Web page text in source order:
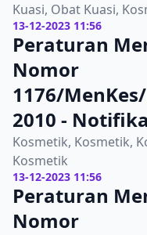
Kuasi, Obat Kuasi,
13-12-2023 11:56
Peraturan
Nomor
1176/
2010 -
Kosmetik, Kosmetik,
Kosmetik
13-12-2023 11:56
Peraturan
Nomor